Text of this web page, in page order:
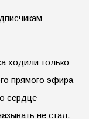
ходили только
прямого эфира
сердце
не стал.